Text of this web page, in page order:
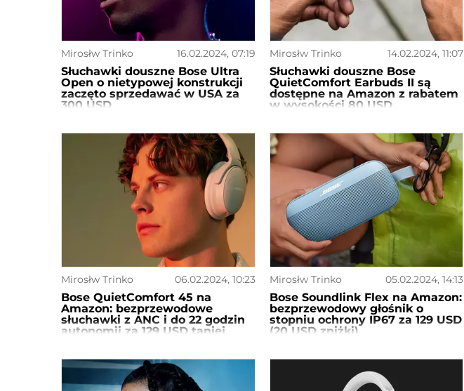
Mirosłw Trinko 16.02.2024, 07:19
Słuchawki douszne Bose Ultra
Open o nietypowej konstrukcji
zaczęto sprzedawać w USA za
300 USD
Mirosłw Trinko 14.02.2024, 11:07
Słuchawki douszne Bose
QuietComfort Earbuds II są
dostępne na Amazon z rabatem
w wysokości 80 USD
Mirosłw Trinko 06.02.2024, 10:23
Bose QuietComfort 45 na
Amazon: bezprzewodowe
słuchawki z ANC i do 22 godzin
autonomii za 129 USD taniej
Mirosłw Trinko 05.02.2024, 14:13
Bose Soundlink Flex na Amazon:
bezprzewodowy głośnik o
stopniu ochrony IP67 za 129 USD
(20 USD zniżki)